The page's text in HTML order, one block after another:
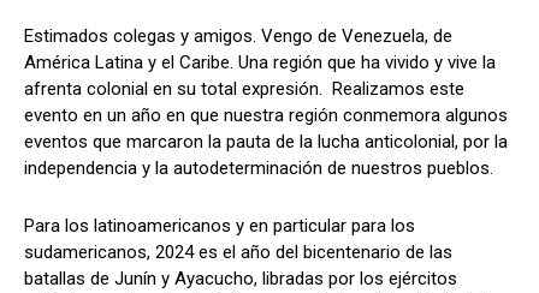
Estimados colegas y amigos. Vengo de Venezuela, de
América Latina y el Caribe. Una región que ha vivido y vive la
afrenta colonial en su total expresión. Realizamos este
evento en un año en que nuestra región conmemora algunos
eventos que marcaron la pauta de la lucha anticolonial, por la
independencia y la autodeterminación de nuestros pueblos.
Para los latinoamericanos y en particular para los
sudamericanos, 2024 es el año del bicentenario de las
batallas de Junín y Ayacucho, libradas por los ejércitos